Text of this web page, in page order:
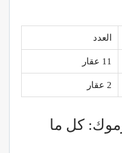
العدد
11 عقار
2 عقار
كل ما